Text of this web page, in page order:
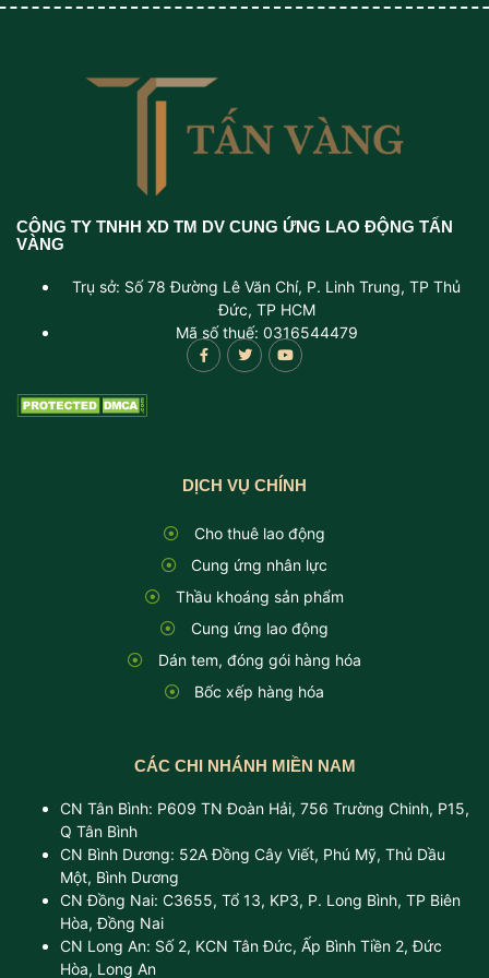
CÔNG TY TNHH XD TM DV CUNG ỨNG LAO ĐỘNG TẤN
VÀNG
Trụ sở: Số 78 Đường Lê Văn Chí, P. Linh Trung, TP Thủ
Đức, TP HCM
Mã số thuế: 0316544479
DỊCH VỤ CHÍNH
Cho thuê lao động
Cung ứng nhân lực
Thầu khoáng sản phẩm
Cung ứng lao động
Dán tem, đóng gói hàng hóa
Bốc xếp hàng hóa
CÁC CHI NHÁNH MIỀN NAM
CN Tân Bình: P609 TN Đoàn Hải, 756 Trường Chinh, P15,
Q Tân Bình
CN Bình Dương: 52A Đồng Cây Viết, Phú Mỹ, Thủ Dầu
Một, Bình Dương
CN Đồng Nai: C3655, Tổ 13, KP3, P. Long Bình, TP Biên
Hòa, Đồng Nai
CN Long An: Số 2, KCN Tân Đức, Ấp Bình Tiền 2, Đức
Hòa, Long An